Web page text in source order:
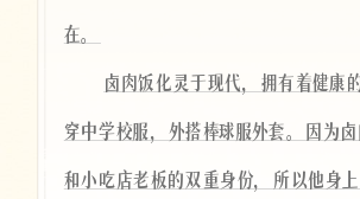
在。
卤肉饭化灵于现代，拥有着健康
穿中学校服，外搭棒球服外套。因为
和小吃店老板的双重身份，所以他身